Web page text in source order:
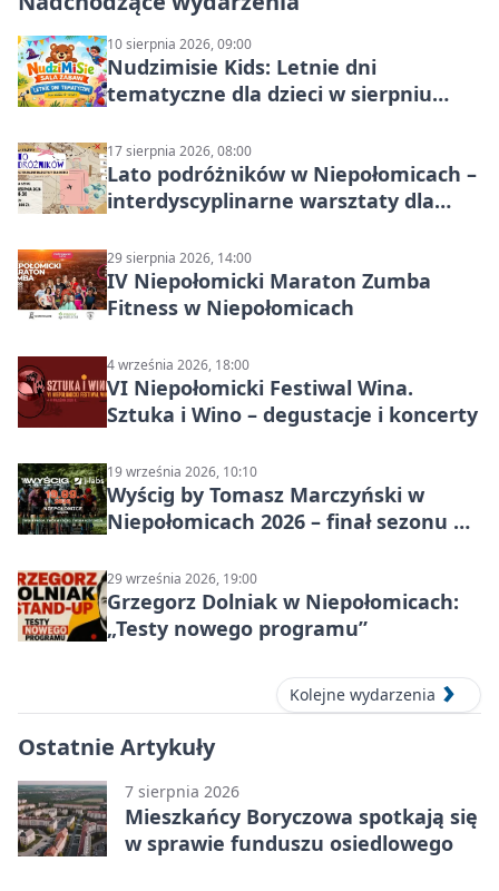
10 sierpnia 2026, 09:00
Nudzimisie Kids: Letnie dni
tematyczne dla dzieci w sierpniu
17 sierpnia 2026, 08:00
Lato podróżników w Niepołomicach –
interdyscyplinarne warsztaty dla
29 sierpnia 2026, 14:00
IV Niepołomicki Maraton Zumba
Fitness w Niepołomicach
4 września 2026, 18:00
VI Niepołomicki Festiwal Wina.
Sztuka i Wino – degustacje i koncerty
19 września 2026, 10:10
Wyścig by Tomasz Marczyński w
Niepołomicach 2026 – finał sezonu na
29 września 2026, 19:00
Grzegorz Dolniak w Niepołomicach:
„Testy nowego programu”
Kolejne wydarzenia
Ostatnie Artykuły
7 sierpnia 2026
Mieszkańcy Boryczowa spotkają się
w sprawie funduszu osiedlowego